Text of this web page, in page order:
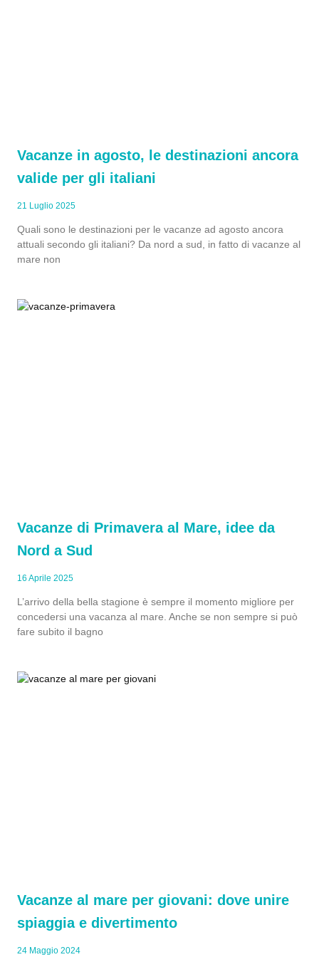
Vacanze in agosto, le destinazioni ancora
valide per gli italiani
21 Luglio 2025
Quali sono le destinazioni per le vacanze ad agosto ancora
attuali secondo gli italiani? Da nord a sud, in fatto di vacanze al
mare non
Vacanze di Primavera al Mare, idee da
Nord a Sud
16 Aprile 2025
L’arrivo della bella stagione è sempre il momento migliore per
concedersi una vacanza al mare. Anche se non sempre si può
fare subito il bagno
Vacanze al mare per giovani: dove unire
spiaggia e divertimento
24 Maggio 2024